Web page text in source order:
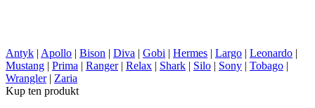
Antyk | Apollo | Bison | Diva | Gobi | Hermes | Largo | Leonardo |
Mustang | Prima | Ranger| Relax | Shark | Silo | Sony | Tobago |
Wrangler| Zaria
Kup ten produkt